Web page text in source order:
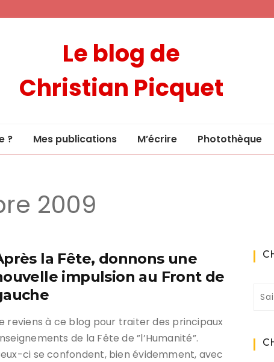
Le blog de
Christian Picquet
? Mes publications M’écrire Photothèque
2009
la Fête, donnons une
impulsion au Front de
reviens à ce blog pour traiter des principaux
de la Fête de ”l’Humanité”.
ci se confondent, bien évidemment, avec